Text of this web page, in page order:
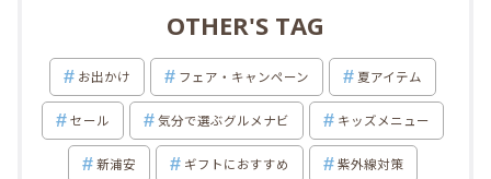
OTHER'S TAG
お出かけ フェア・キャンペーン 夏アイテム
セール 気分で選ぶグルメナビ キッズメニュー
新浦安 ギフトにおすすめ 紫外線対策